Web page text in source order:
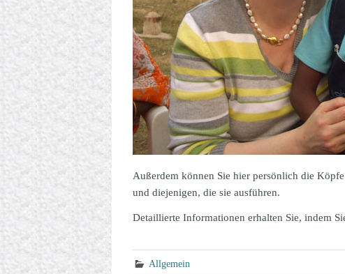
Außerdem können Sie hier persönlich die
und diejenigen, die sie ausführen.
Detaillierte Informationen erhalten Sie, indem
Allgemein